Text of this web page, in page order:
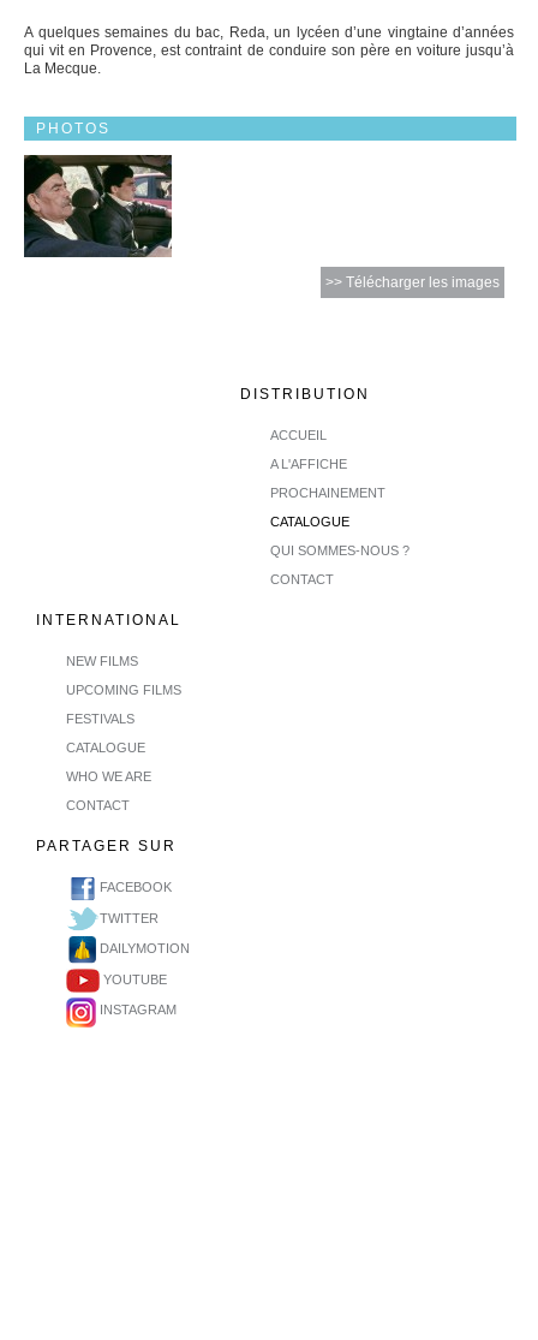
A quelques semaines du bac, Reda, un lycéen d’une vingtaine d’années
qui vit en Provence, est contraint de conduire son père en voiture jusqu’à
La Mecque.
PHOTOS
>> Télécharger les images
DISTRIBUTION
ACCUEIL
A L'AFFICHE
PROCHAINEMENT
CATALOGUE
QUI SOMMES-NOUS ?
CONTACT
INTERNATIONAL
NEW FILMS
UPCOMING FILMS
FESTIVALS
CATALOGUE
WHO WE ARE
CONTACT
PARTAGER SUR
FACEBOOK
TWITTER
DAILYMOTION
YOUTUBE
INSTAGRAM